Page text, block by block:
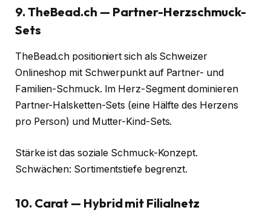
9. TheBead.ch — Partner-Herzschmuck-
Sets
TheBead.ch positioniert sich als Schweizer
Onlineshop mit Schwerpunkt auf Partner- und
Familien-Schmuck. Im Herz-Segment dominieren
Partner-Halsketten-Sets (eine Hälfte des Herzens
pro Person) und Mutter-Kind-Sets.
Stärke ist das soziale Schmuck-Konzept.
Schwächen: Sortimentstiefe begrenzt.
10. Carat — Hybrid mit Filialnetz